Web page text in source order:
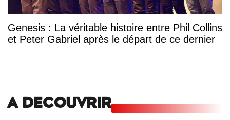
Genesis : La véritable histoire entre Phil Collins
et Peter Gabriel après le départ de ce dernier
A DECOUVRIR